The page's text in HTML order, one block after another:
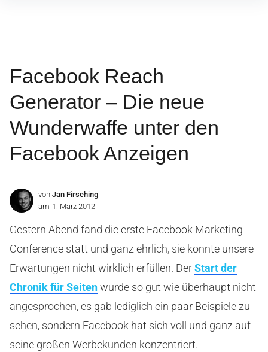
Facebook Reach
Generator – Die neue
Wunderwaffe unter den
Facebook Anzeigen
von Jan Firsching
am 1. März 2012
Gestern Abend fand die erste Facebook Marketing
Conference statt und ganz ehrlich, sie konnte unsere
Erwartungen nicht wirklich erfüllen. DerStart der
Chronik für Seitenwurde so gut wie überhaupt nicht
angesprochen, es gab lediglich ein paar Beispiele zu
sehen, sondern Facebook hat sich voll und ganz auf
seine großen Werbekunden konzentriert.